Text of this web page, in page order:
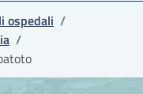
ospedali /
/